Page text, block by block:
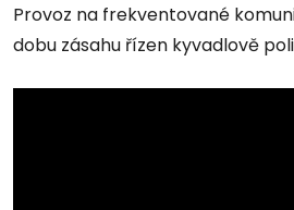
Provoz na frekventované
dobu zásahu řízen kyvadlově